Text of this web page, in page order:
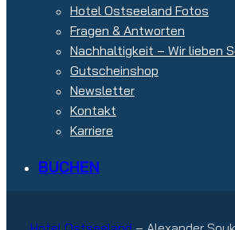
Hotel Ostseeland Fotos
Fragen & Antworten
Nachhaltigkeit – Wir lieben
Gutscheinshop
Newsletter
Kontakt
Karriere
BUCHEN